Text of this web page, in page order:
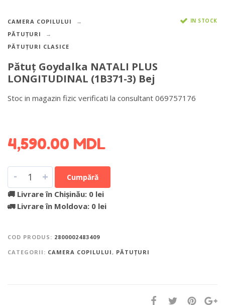
CAMERA COPILULUI
PĂTUȚURI
PĂTUȚURI CLASICE
IN STOCK
Pătuţ Goydalka NATALI PLUS
LONGITUDINAL (1B371-3) Bej
Stoc in magazin fizic verificati la consultant 069757176
4,590.00 MDL
- + Cumpără
🚚 Livrare în Chișinău: 0 lei
🚛 Livrare în Moldova: 0 lei
COD PRODUS: 2800002483409
CATEGORII: CAMERA COPILULUI , PĂTUȚURI